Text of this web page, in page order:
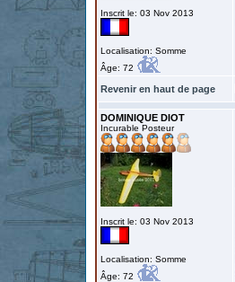
Inscrit le: 03 Nov 2013
Localisation: Somme
Âge: 72
Revenir en haut de page
DOMINIQUE DIOT
Incurable Posteur
Inscrit le: 03 Nov 2013
Localisation: Somme
Âge: 72